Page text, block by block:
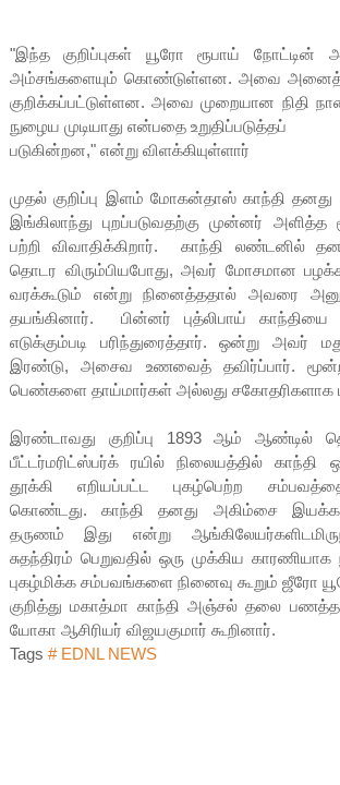
"இந்த குறிப்புகள் யூரோ ரூபாய் நோட்டின்
அம்சங்களையும் கொண்டுள்ளன. அவை
குறிக்கப்பட்டுள்ளன. அவை முறையான நிதி
நுழைய முடியாது என்பதை உறுதிப்படுத்தப்
படுகின்றன," என்று விளக்கியுள்ளார்
முதல் குறிப்பு இளம் மோகன்தாஸ் காந்தி தனது
இங்கிலாந்து புறப்படுவதற்கு முன்னர்
பற்றி விவாதிக்கிறார். காந்தி லண்டனில்
தொடர விரும்பியபோது, ​​அவர் மோசமான
வரக்கூடும் என்று நினைத்ததால் அவரை
தயங்கினார். பின்னர் புத்லிபாய்
எடுக்கும்படி பரிந்துரைத்தார். ஒன்று அவர்
இரண்டு, அசைவ உணவைத் தவிர்ப்பார்.
பெண்களை தாய்மார்கள் அல்லது சகோதரிகளாக
இரண்டாவது குறிப்பு 1893 ஆம் ஆண்டில்
பீட்டர்மரிட்ஸ்பர்க் ரயில் நிலையத்தில் காந்தி
தூக்கி எறியப்பட்ட புகழ்பெற்ற
கொண்டது. காந்தி தனது அகிம்சை
தருணம் இது என்று
சுதந்திரம் பெறுவதில் ஒரு முக்கிய காரணியாக
புகழ்மிக்க சம்பவங்களை நினைவு கூறும் ஜீரோ
குறித்து மகாத்மா காந்தி அஞ்சல் தலை
யோகா ஆசிரியர் விஜயகுமார் கூறினார்.
Tags # EDNL NEWS